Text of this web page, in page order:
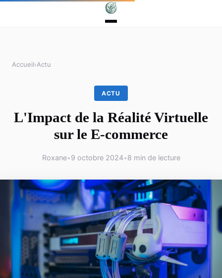
Accueil›Actu
ACTU
L'Impact de la Réalité Virtuelle
sur le E-commerce
Roxane•9 octobre 2024•8 min de lecture